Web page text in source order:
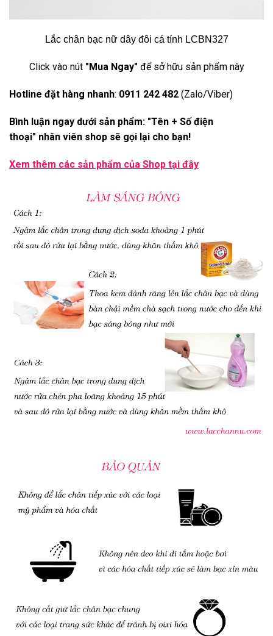
Lắc chân bạc nữ dây đôi cá tính LCBN327
Click vào nút "Mua Ngay" để sở hữu sản phẩm này
Hotline đặt hàng nhanh: 0911 242 482 (Zalo/Viber)
Bình luận ngay dưới sản phẩm: "Tên + Số điện
thoại" nhân viên shop sẽ gọi lại cho bạn!
Xem thêm các sản phẩm của Shop tại đây